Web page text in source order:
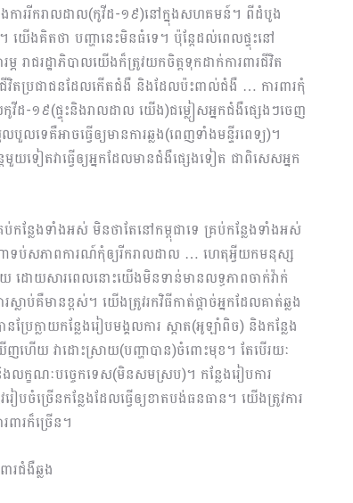
ាររីករាលដាល(កូវីដ-១៩)នៅក្នុងសហគមន៍។​ ពីដំបូង
ងគិតថា បញ្ហានេះមិនធំទេ។ ប៉ុន្តែដល់ពេលផ្ទុះនៅ
ាជរដ្ឋាភិបាលយើងក៏ត្រូវយកចិត្តទុកដាក់ការពារជីវិត
ះជីវិតប្រជាជនដែលកើតជំងឺ និងដែលប៉ះពាល់ជំងឺ … ការពារកុំ
កូវីដ-១៩(ផ្ទុះនិងរាលដាល យើង)ជម្លៀសអ្នកជំងឺផ្សេងៗ​ចេញ
គឺអាចធ្វើឲ្យមានការឆ្លង(ពេញទាំងមន្ទីរពេទ្យ)។
ទៀតវាធ្វើឲ្យអ្នកដែលមានជំងឺផ្សេងទៀត ជាពិសេសអ្នក
ន្លែងទាំងអស់ មិនថាតែនៅកម្ពុជាទេ គ្រប់កន្លែងទាំងអស់
ាទប់សភាពការណ៍កុំឲ្យរីករាលដាល … ហេតុអ្វីយកមនុស្ស
ដោយសារពេលនោះយើងមិនទាន់មានលទ្ធភាពចាក់វ៉ាក់
ប់​គឺមានខ្ពស់។ យើងត្រូវរកវិធីកាត់ផ្ដាច់អ្នកដែលគាត់ឆ្លង​
ែក្លាយកន្លែងរៀបមង្គលការ ​ស្ដាត(អូឡាំពិច) និងកន្លែង
ើញហើយ វាដោះស្រាយ(បញ្ហាបាន)ចំពោះមុខ។ តែបើរយៈ
លក្ខណៈបច្ចេកទេស(មិនសមស្រប)។ កន្លែងរៀបការ
ចំច្រើនកន្លែងដែលធ្វើឲ្យខាតបង់ធនធាន។ យើងត្រូវការ
ពារក៏ច្រើន។
រជំងឺឆ្លង